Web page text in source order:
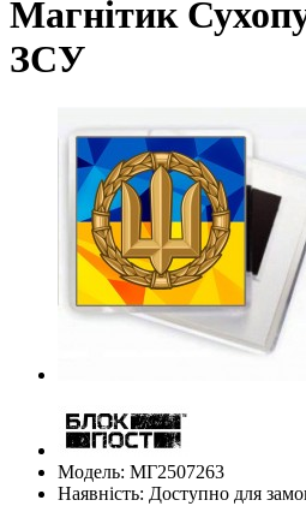
Магнітик
ЗСУ
Модель: МГ2507263
Наявність: Доступно для